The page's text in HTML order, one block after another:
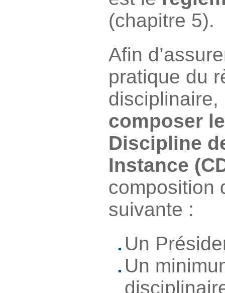
(chapitre 5).
Afin
pratique du
disciplinaire,
composer
Discipline
Instance
composition
suivante :
Un
Un